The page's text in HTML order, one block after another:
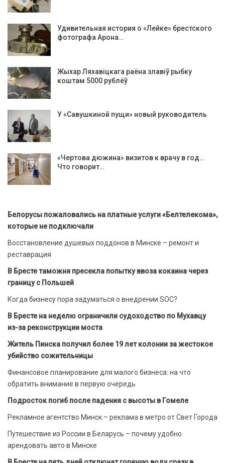
Удивительная история о «Лейке» брестского
фотографа Арона…
Жыхар Ляхавіцкага раёна злавіў рыбку
коштам 5000 рублёў
У «Савушкиной пущи» новый руководитель
«Чертова дюжина» визитов к врачу в год…
Что говорит…
Белорусы пожаловались на платные услуги «Белтелекома»,
которые не подключали
Восстановление душевых поддонов в Минске – ремонт и
реставрация
В Бресте таможня пресекла попытку ввоза кокаина через
границу с Польшей
Когда бизнесу пора задуматься о внедрении SOC?
В Бресте на неделю ограничили судоходство по Мухавцу
из-за реконструкции моста
Житель Пинска получил более 19 лет колонии за жестокое
убийство сожительницы
Финансовое планирование для малого бизнеса: на что
обратить внимание в первую очередь
Подросток погиб после падения с высоты в Гомеле
Рекламное агентство Минск – реклама в метро от Свет Города
Путешествие из России в Беларусь – почему удобно
арендовать авто в Минске